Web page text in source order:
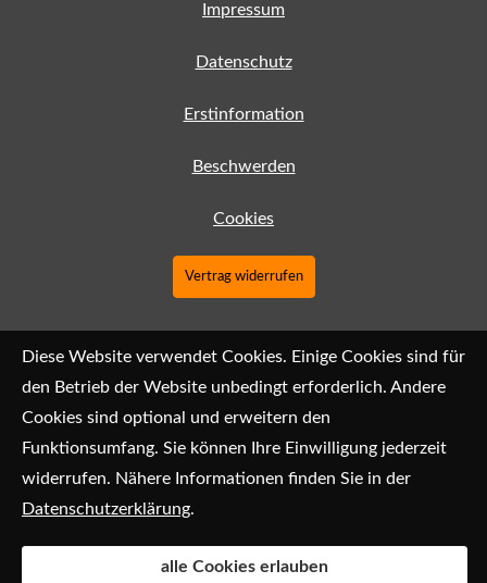
Impressum
Datenschutz
Erstinformation
Beschwerden
Cookies
Vertrag widerrufen
Diese Website verwendet Cookies. Einige Cookies sind für
den Betrieb der Website unbedingt erforderlich. Andere
Cookies sind optional und erweitern den
Funktionsumfang. Sie können Ihre Einwilligung jederzeit
widerrufen. Nähere Informationen finden Sie in der
Datenschutzerklärung.
alle Cookies erlauben